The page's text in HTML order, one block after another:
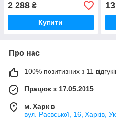
2 288 ₴
Купити
Про нас
100% позитивних з 11
Працює з 17.05.2015
м. Харків
вул. Раєвської, 16, Харків,